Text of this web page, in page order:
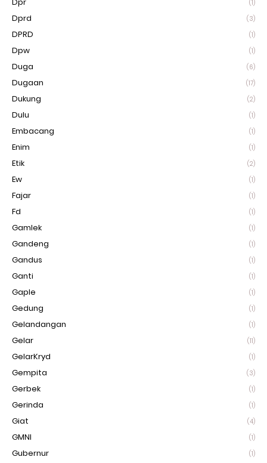
(1)
Dprd (3)
DPRD (1)
Dpw (1)
Duga (6)
Dugaan (17)
Dukung (2)
Dulu (1)
Embacang (1)
Enim (1)
Etik (2)
Ew (1)
Fajar (1)
Fd (1)
Gamlek (1)
Gandeng (1)
Gandus (1)
Ganti (1)
Gaple (1)
Gedung (1)
Gelandangan (1)
Gelar (11)
GelarKryd (1)
Gempita (3)
Gerbek (1)
Gerinda (1)
Giat (4)
GMNI (1)
Gubernur (1)